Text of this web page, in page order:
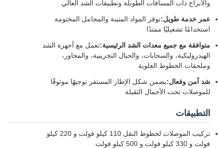
والأبراج ذات المسافات الطويلة وتطبيقات الشد العالي
عمر خدمة طويل:توفر المواد المتينة والمحامل المختومة
استخدامًا تشغيليًا ممتدًا
متوافقة مع جميع معدات الشد الرئيسية:تعمل مع أجهزة الشد
الهيدروليكية، والسحابات، والحبال التجريبية، والمحاور،
وملحقات الخطوط العلوية
شد آمن وفعال:يضمن شكل الإطار المستقر توجيهًا موثوقًا
للموصلات تحت الأحمال الثقيلة
التطبيقات
تركيب الموصلات لخطوط النقل 110 كيلو فولت و 220 كيلو
فولت و 330 كيلو فولت و 500 كيلو فولت